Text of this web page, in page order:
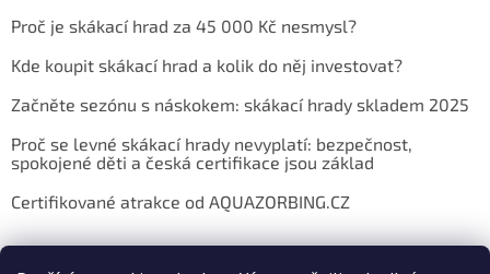
Proč je skákací hrad za 45 000 Kč nesmysl?
Kde koupit skákací hrad a kolik do něj investovat?
Začněte sezónu s náskokem: skákací hrady skladem 2025
Proč se levné skákací hrady nevyplatí: bezpečnost,
spokojené děti a česká certifikace jsou základ
Certifikované atrakce od AQUAZORBING.CZ